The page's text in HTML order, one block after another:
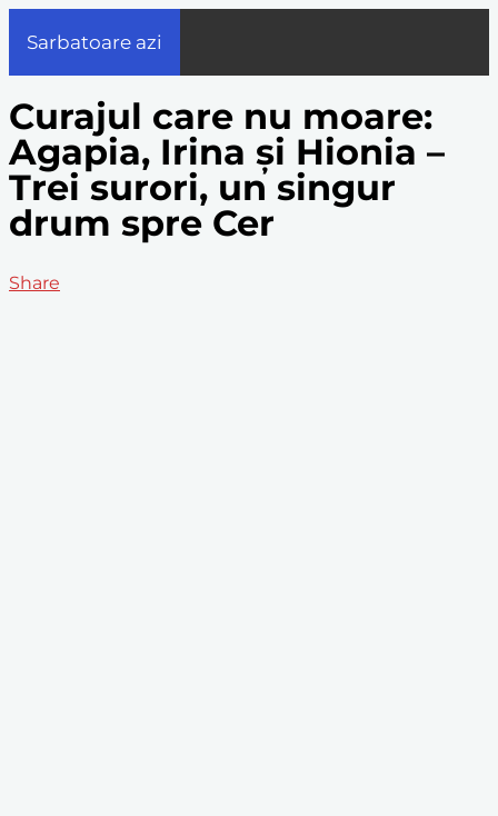
Sarbatoare azi
Curajul care nu moare:
Agapia, Irina și Hionia –
Trei surori, un singur
drum spre Cer
Share